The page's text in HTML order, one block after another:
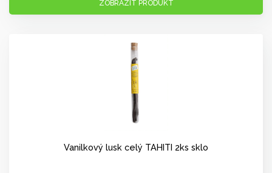
ZOBRAZIT PRODUKT
Vanilkový lusk celý TAHITI 2ks sklo